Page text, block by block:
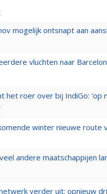
mogelijk ontsnapt aan
vluchten naar
het roer over bij IndiGo: 'op
winter nieuwe route
andere maatschappijen
verder uit: opnieuw